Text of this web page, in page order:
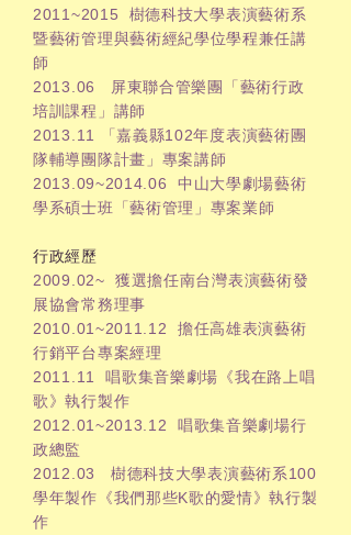
2011~2015 樹德科技大學表演藝術系
暨藝術管理與藝術經紀學位學程兼任講
師
2013.06 屏東聯合管樂團「藝術行政
培訓課程」講師
2013.11 「嘉義縣102年度表演藝術團
隊輔導團隊計畫」專案講師
2013.09~2014.06 中山大學劇場藝術
學系碩士班「藝術管理」專案業師
行政經歷
2009.02~ 獲選擔任南台灣表演藝術發
展協會常務理事
2010.01~2011.12 擔任高雄表演藝術
行銷平台專案經理
2011.11 唱歌集音樂劇場《我在路上唱
歌》執行製作
2012.01~2013.12 唱歌集音樂劇場行
政總監
2012.03 樹德科技大學表演藝術系100
學年製作《我們那些K歌的愛情》執行製
作